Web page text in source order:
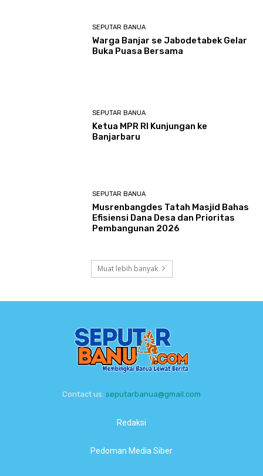
SEPUTAR BANUA
Warga Banjar se Jabodetabek Gelar
Buka Puasa Bersama
SEPUTAR BANUA
Ketua MPR RI Kunjungan ke
Banjarbaru
SEPUTAR BANUA
Musrenbangdes Tatah Masjid Bahas
Efisiensi Dana Desa dan Prioritas
Pembangunan 2026
Muat lebih banyak
Contact us: seputarbanua@gmail.com
Redaksi
Pedoman Media Siber